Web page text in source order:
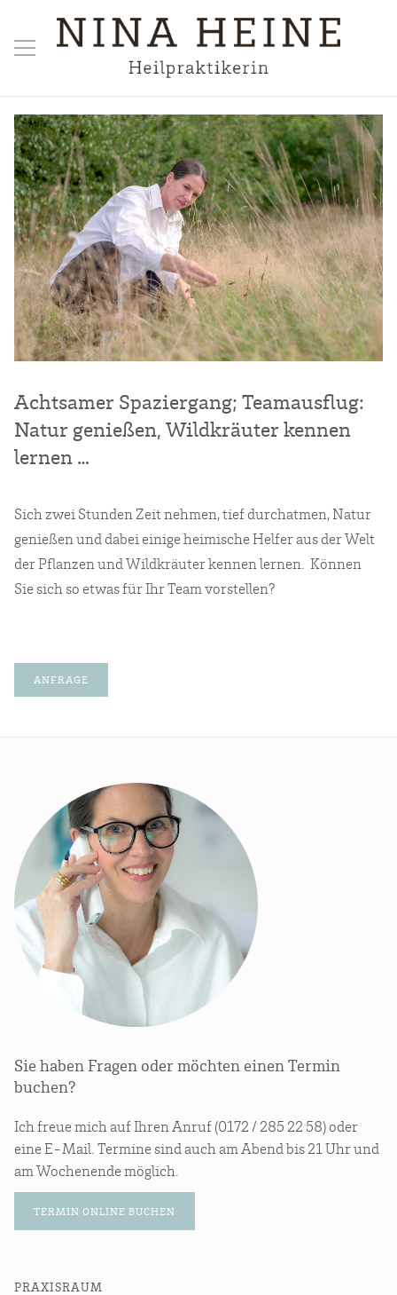
Acht­sa­mer Spa­zier­gang; Team­aus­flug:
Natur genie­ßen, Wild­kräu­ter ken­nen
lernen …
Sich zwei Stun­den Zeit neh­men, tief durch­at­men, Natur
genie­ßen und dabei eini­ge hei­mi­sche Hel­fer aus der Welt
der Pflan­zen und Wild­kräu­ter ken­nen ler­nen. Kön­nen
Sie sich so etwas für Ihr Team vorstellen?
ANFRA­GE
Sie haben Fragen oder möchten einen Termin
buchen?
Ich freue mich auf Ihren Anruf (0172 / 285 22 58) oder
eine E-Mail. Termine sind auch am Abend bis 21 Uhr und
am Wochenende möglich.
TER­MIN ONLINE BUCHEN
PRA­XIS­RAUM